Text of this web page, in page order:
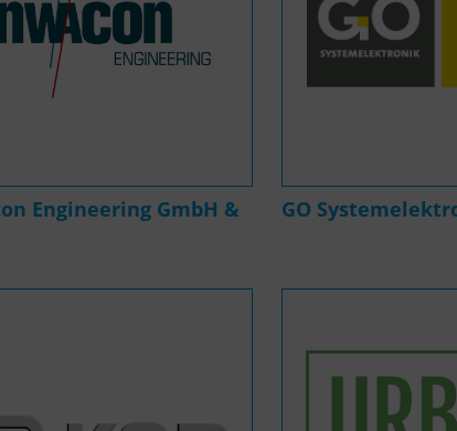
Engineering GmbH &
GO